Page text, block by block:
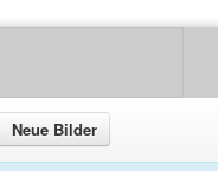
Neue Bilder